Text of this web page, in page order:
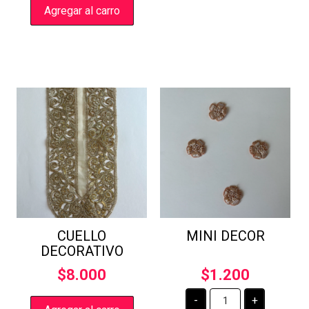
Agregar al carro
CUELLO
DECORATIVO
$8.000
MINI DECOR
$1.200
-
MINI
DECOR
+